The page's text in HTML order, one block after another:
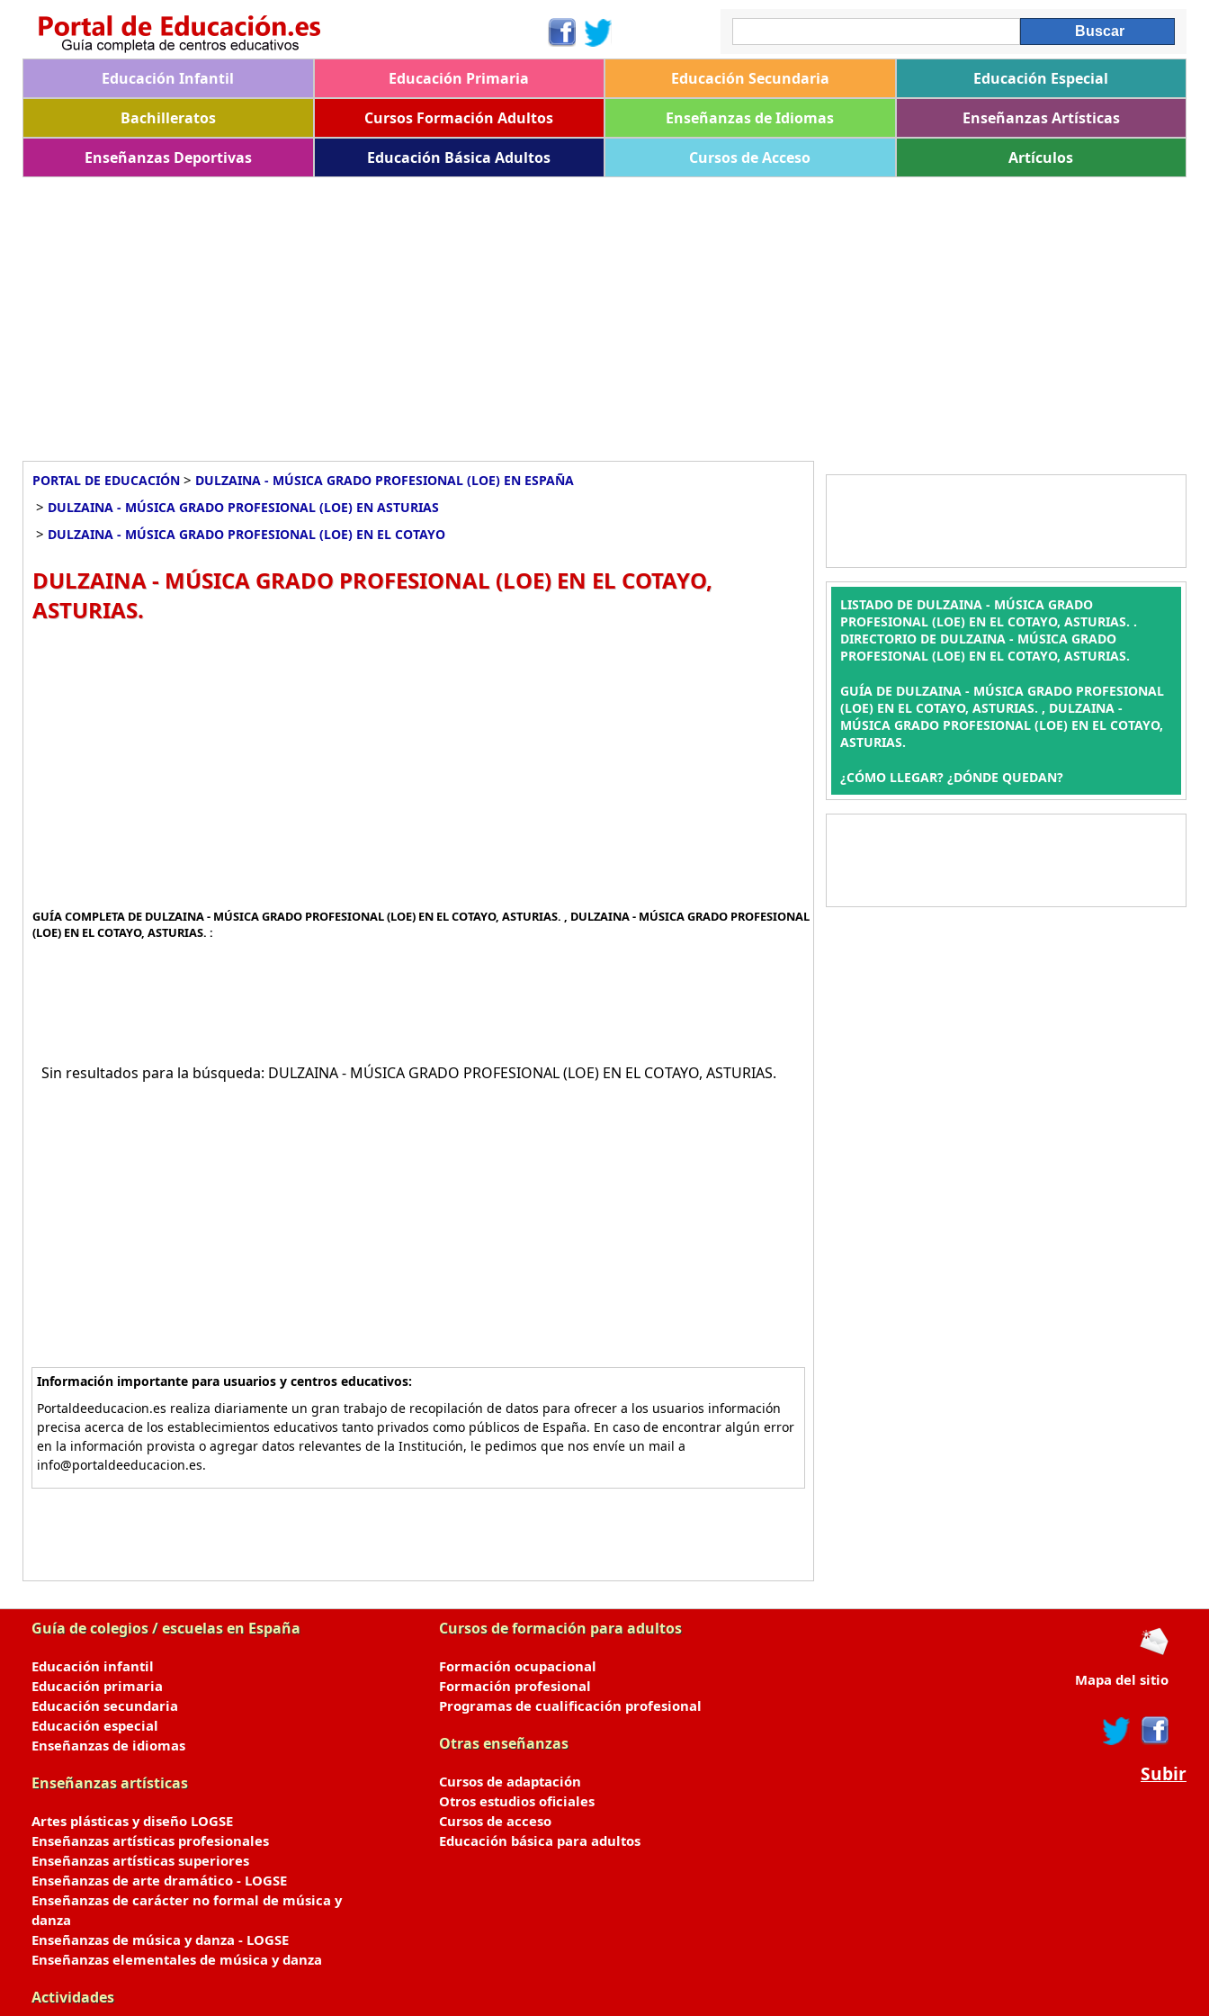
Educación Infantil Educación Primaria Educación Secundaria
Educación Especial
Bachilleratos
Cursos Formación Adultos Enseñanzas de Idiomas
Enseñanzas Artísticas
Enseñanzas Deportivas
Educación Básica Adultos Cursos de Acceso Artículos
PORTAL DE EDUCACIÓN > DULZAINA - MÚSICA GRADO PROFESIONAL (LOE) EN ESPAÑA
> DULZAINA - MÚSICA GRADO PROFESIONAL (LOE) EN ASTURIAS
> DULZAINA - MÚSICA GRADO PROFESIONAL (LOE) EN EL COTAYO
DULZAINA - MÚSICA GRADO PROFESIONAL (LOE) EN EL COTAYO,
ASTURIAS.
GUÍA COMPLETA DE DULZAINA - MÚSICA GRADO PROFESIONAL (LOE) EN EL COTAYO, ASTURIAS. , DULZAINA - MÚSICA GRADO PROFESIONAL
(LOE) EN EL COTAYO, ASTURIAS. :
Sin resultados para la búsqueda: DULZAINA - MÚSICA GRADO PROFESIONAL (LOE) EN EL COTAYO, ASTURIAS.
Información importante para usuarios y centros educativos:
Portaldeeducacion.es realiza diariamente un gran trabajo de recopilación de datos para ofrecer a los usuarios información
precisa acerca de los establecimientos educativos tanto privados como públicos de España. En caso de encontrar algún error
en la información provista o agregar datos relevantes de la Institución, le pedimos que nos envíe un mail a
info@portaldeeducacion.es.
LISTADO DE DULZAINA - MÚSICA GRADO
PROFESIONAL (LOE) EN EL COTAYO, ASTURIAS. .
DIRECTORIO DE DULZAINA - MÚSICA GRADO
PROFESIONAL (LOE) EN EL COTAYO, ASTURIAS.
GUÍA DE DULZAINA - MÚSICA GRADO PROFESIONAL
(LOE) EN EL COTAYO, ASTURIAS. , DULZAINA -
MÚSICA GRADO PROFESIONAL (LOE) EN EL COTAYO,
ASTURIAS.
¿CÓMO LLEGAR? ¿DÓNDE QUEDAN?
Guía de colegios / escuelas en España
Educación infantil
Educación primaria
Educación secundaria
Educación especial
Enseñanzas de idiomas
Enseñanzas artísticas
Artes plásticas y diseño LOGSE
Enseñanzas artísticas profesionales
Enseñanzas artísticas superiores
Enseñanzas de arte dramático - LOGSE
Enseñanzas de carácter no formal de música y
danza
Enseñanzas de música y danza - LOGSE
Enseñanzas elementales de música y danza
Actividades
Cursos de formación para adultos
Formación ocupacional
Formación profesional
Programas de cualificación profesional
Otras enseñanzas
Cursos de adaptación
Otros estudios oficiales
Cursos de acceso
Educación básica para adultos
Mapa del sitio
Subir